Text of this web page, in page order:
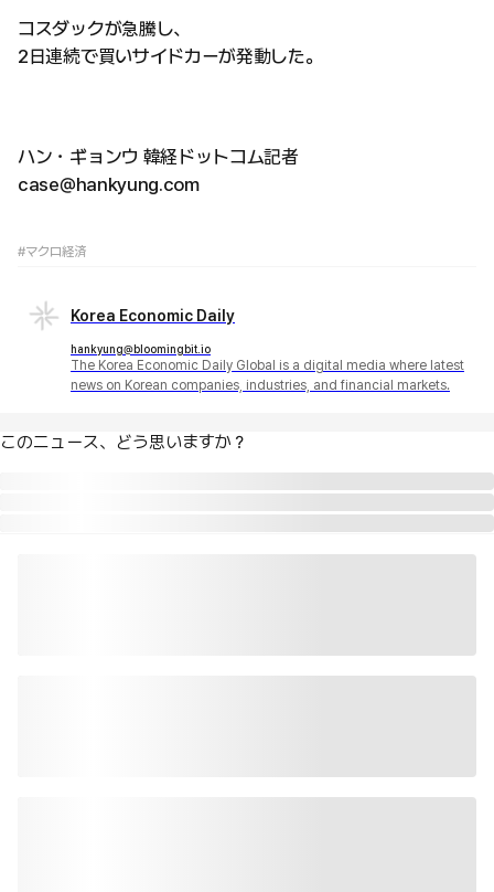
コスダックが急騰し、
2日連続で買いサイドカーが発動した。
ハン・ギョンウ 韓経ドットコム記者
case@hankyung.com
#マクロ経済
Korea Economic Daily
hankyung@bloomingbit.io
The Korea Economic Daily Global is a digital media where latest
news on Korean companies, industries, and financial markets.
このニュース、どう思いますか？